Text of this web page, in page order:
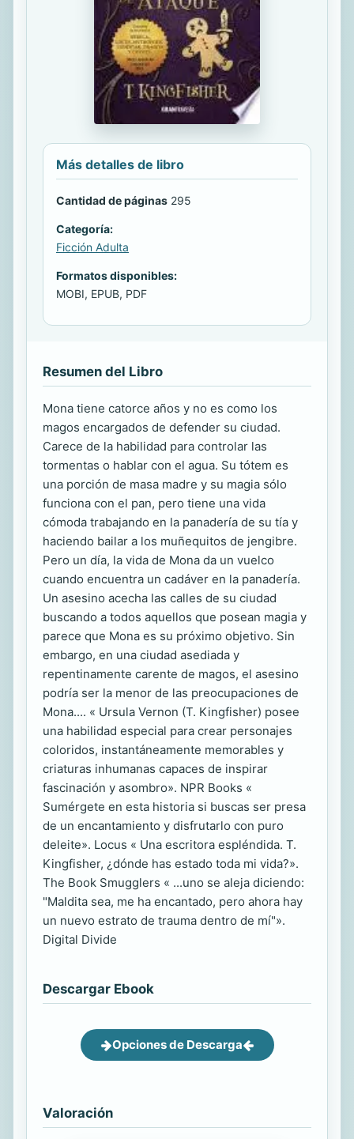
Más detalles de libro
Cantidad de páginas 295
Categoría:
Ficción Adulta
Formatos disponibles:
MOBI, EPUB, PDF
Resumen del Libro
Mona tiene catorce años y no es como los
magos encargados de defender su ciudad.
Carece de la habilidad para controlar las
tormentas o hablar con el agua. Su tótem es
una porción de masa madre y su magia sólo
funciona con el pan, pero tiene una vida
cómoda trabajando en la panadería de su tía y
haciendo bailar a los muñequitos de jengibre.
Pero un día, la vida de Mona da un vuelco
cuando encuentra un cadáver en la panadería.
Un asesino acecha las calles de su ciudad
buscando a todos aquellos que posean magia y
parece que Mona es su próximo objetivo. Sin
embargo, en una ciudad asediada y
repentinamente carente de magos, el asesino
podría ser la menor de las preocupaciones de
Mona.... « Ursula Vernon (T. Kingfisher) posee
una habilidad especial para crear personajes
coloridos, instantáneamente memorables y
criaturas inhumanas capaces de inspirar
fascinación y asombro». NPR Books «
Sumérgete en esta historia si buscas ser presa
de un encantamiento y disfrutarlo con puro
deleite». Locus « Una escritora espléndida. T.
Kingfisher, ¿dónde has estado toda mi vida?».
The Book Smugglers « ...uno se aleja diciendo:
"Maldita sea, me ha encantado, pero ahora hay
un nuevo estrato de trauma dentro de mí"».
Digital Divide
Descargar Ebook
Opciones de Descarga
Valoración